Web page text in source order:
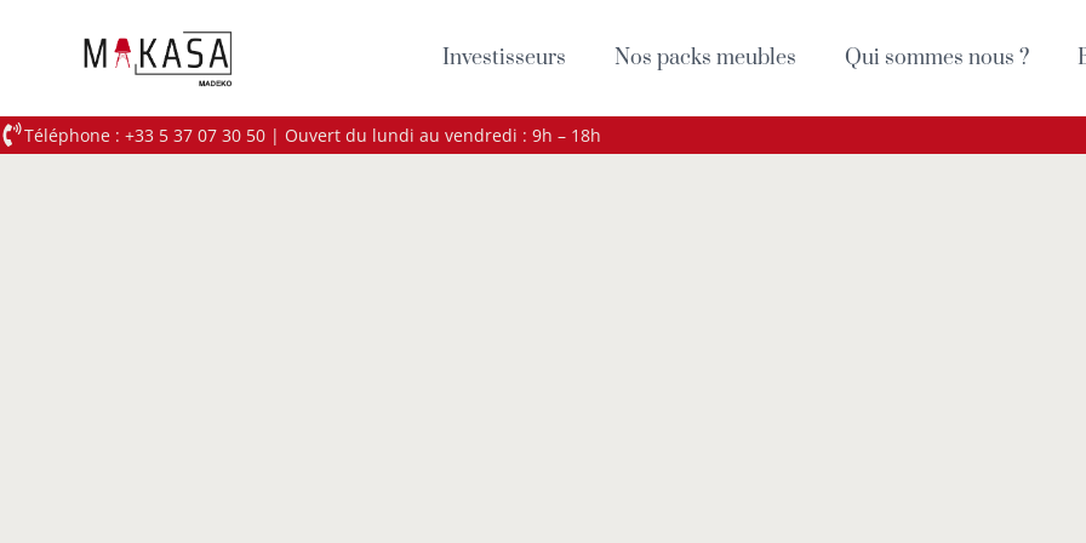
Investisseurs Nos packs meubles Qui sommes nous ?
Téléphone : +33 5 37 07 30 50 | Ouvert du lundi au vendredi : 9h – 18h